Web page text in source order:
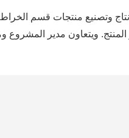
وتصنيع منتجات قسم